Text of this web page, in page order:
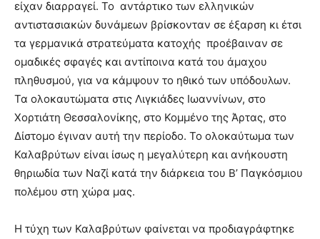
είχαν διαρραγεί. Το αντάρτικο των ελληνικών
αντιστασιακών δυνάμεων βρίσκονταν σε έξαρση κι έτσι
τα γερμανικά στρατεύματα κατοχής προέβαιναν σε
ομαδικές σφαγές και αντίποινα κατά του άμαχου
πληθυσμού, για να κάμψουν το ηθικό των υπόδουλων.
Τα ολοκαυτώματα στις Λιγκιάδες Ιωαννίνων, στο
Χορτιάτη Θεσσαλονίκης, στο Κομμένο της Άρτας, στο
Δίστομο έγιναν αυτή την περίοδο. Το ολοκαύτωμα των
Καλαβρύτων είναι ίσως η μεγαλύτερη και ανήκουστη
θηριωδία των Ναζί κατά την διάρκεια του Β’ Παγκόσμιου
πολέμου στη χώρα μας.
Η τύχη των Καλαβρύτων φαίνεται να προδιαγράφτηκε